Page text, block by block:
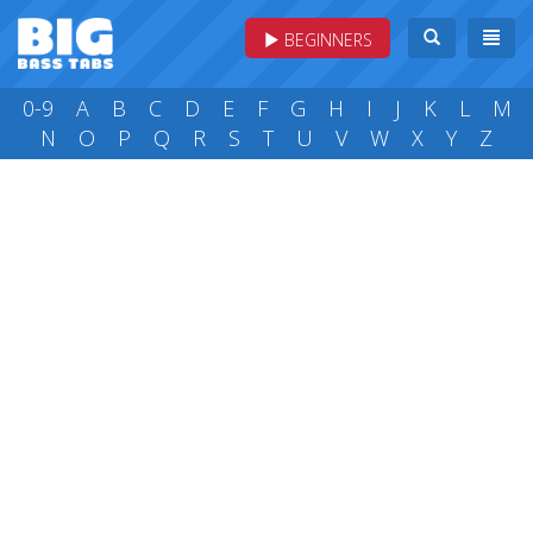
BEGINNERS
0-9 A B C D E F G H I J K L
M
N
O P Q R S T U V W X Y Z